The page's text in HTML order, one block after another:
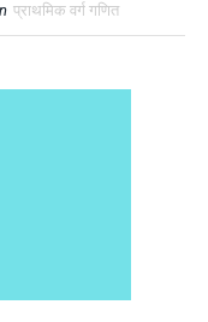
प्राथमिक वर्ग गणित